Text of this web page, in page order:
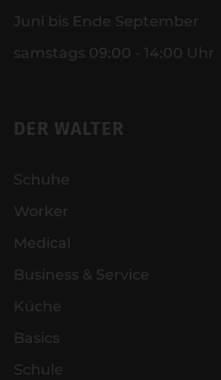
Juni bis Ende September
samstags 09:00 - 14:00 Uhr
DER WALTER
Schuhe
Worker
Medical
Business & Service
Küche
Basics
Schule